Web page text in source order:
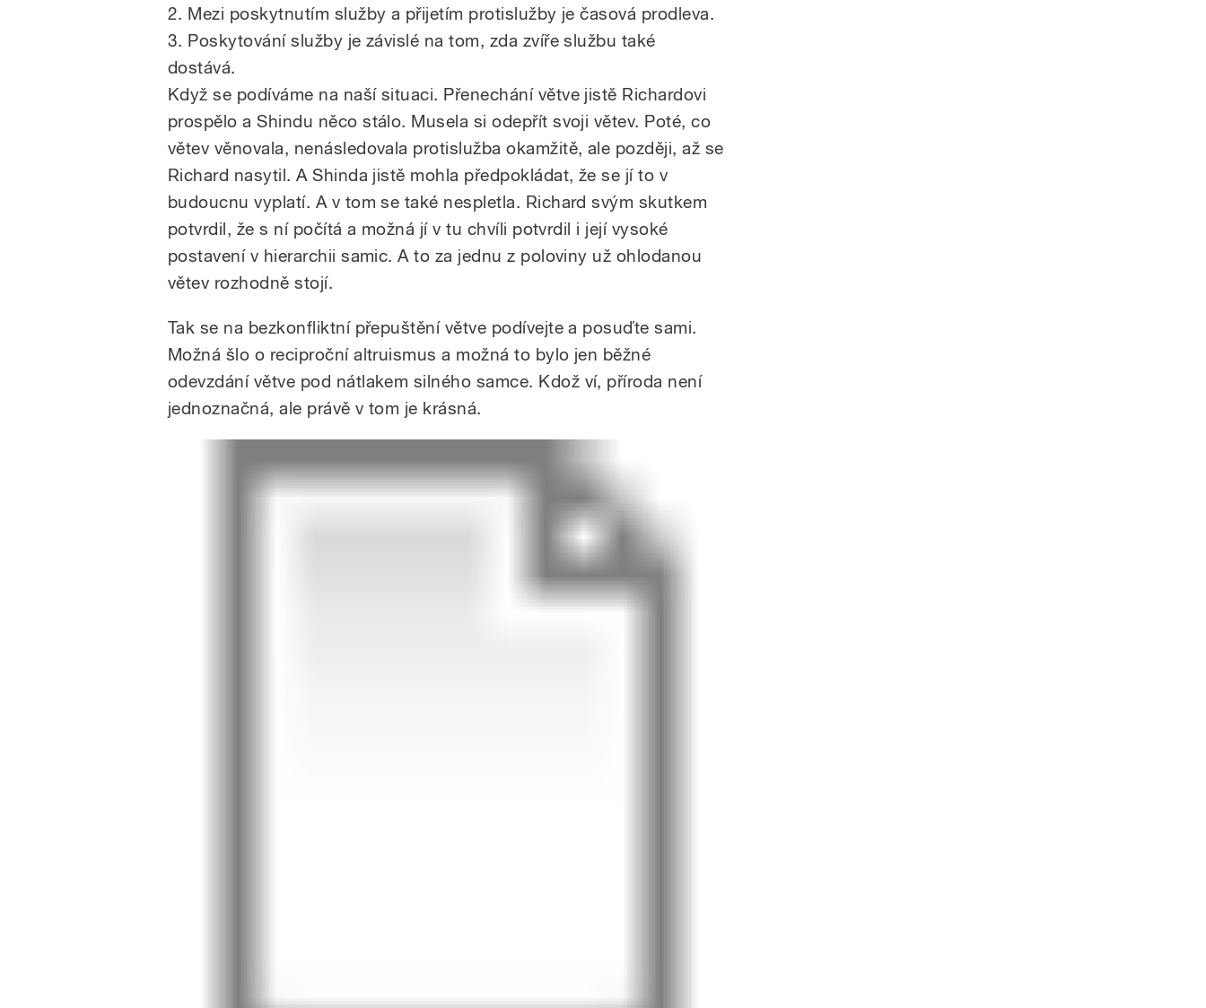
2. Mezi poskytnutím služby a přijetím protislužby je časová prodleva.
3. Poskytování služby je závislé na tom, zda zvíře službu také
dostává.
Když se podíváme na naší situaci. Přenechání větve jistě Richardovi
prospělo a Shindu něco stálo. Musela si odepřít svoji větev. Poté, co
větev věnovala, nenásledovala protislužba okamžitě, ale později, až se
Richard nasytil. A Shinda jistě mohla předpokládat, že se jí to v
budoucnu vyplatí. A v tom se také nespletla. Richard svým skutkem
potvrdil, že s ní počítá a možná jí v tu chvíli potvrdil i její vysoké
postavení v hierarchii samic. A to za jednu z poloviny už ohlodanou
větev rozhodně stojí.
Tak se na bezkonfliktní přepuštění větve podívejte a posuďte sami.
Možná šlo o reciproční altruismus a možná to bylo jen běžné
odevzdání větve pod nátlakem silného samce. Kdož ví, příroda není
jednoznačná, ale právě v tom je krásná.